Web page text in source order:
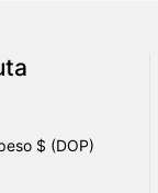
$ (DOP)